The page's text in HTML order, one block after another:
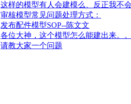
这样的模型有人会建模么、反正我不
审核模型常见问题处理方式：
发布配件模型SOP--陈文文
各位大神，这个模型怎么能建出来。
请教大家一个问题